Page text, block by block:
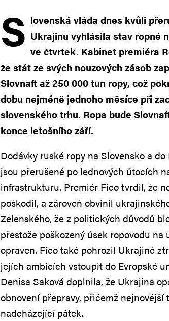
S lovenská vláda dnes kvůli
Ukrajinu vyhlásila stav ropné
ve čtvrtek. Kabinet premiéra
že stát ze svých nouzových zásob
Slovnaft až 250 000 tun ropy, což
dobu nejméně jednoho měsíce při
slovenského trhu. Ropa bude
konce letošního září.
Dodávky ruské ropy na Slovensko a
jsou přerušené po lednových útocích
infrastrukturu. Premiér Fico tvrdil, že
poškodil, a zároveň obvinil
Zelenského, že z politických důvodů
přestože poškozený úsek ropovodu
opraven. Fico také pohrozil Ukrajině
jejích ambicích vstoupit do Evropské
Denisa Saková doplnila, že Ukrajina
obnovení přepravy, přičemž nejnovější
nadcházející pátek.